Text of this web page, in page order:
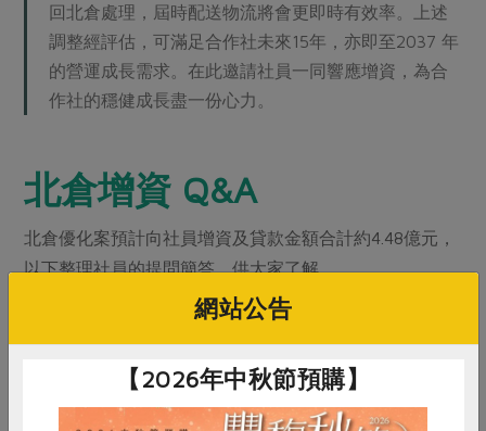
回北倉處理，屆時配送物流將會更即時有效率。上述
調整經評估，可滿足合作社未來15年，亦即至2037 年
的營運成長需求。在此邀請社員一同響應增資，為合
作社的穩健成長盡一份心力。
北倉增資 Q&A
北倉優化案預計向社員增資及貸款金額合計約4.48億元，
以下整理社員的提問簡答，供大家了解。
A：北倉增資將製發實體股票，股票將於增資活動結束
後，統一於12月寄給社員。社員於完成轉帳或匯款完成
網站公告
【2026年中秋節預購】